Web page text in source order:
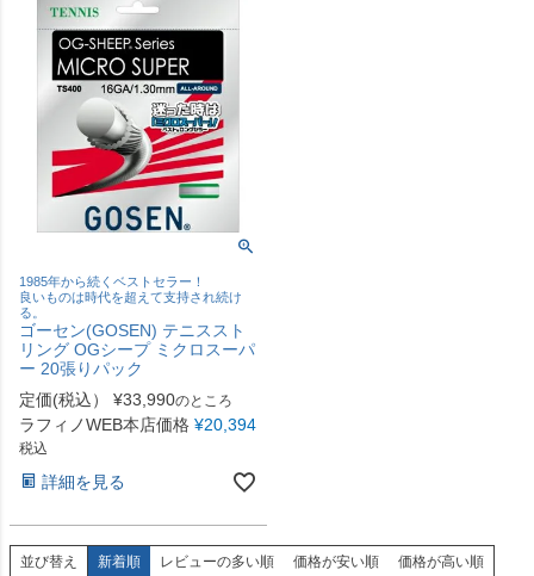
1985年から続くベストセラー！
良いものは時代を超えて支持され続け
る。
ゴーセン(GOSEN) テニススト
リング OGシープ ミクロスーパ
ー 20張りパック
定価(税込）
¥33,990のところ
ラフィノWEB本店価格 ¥20,394
税込
詳細を見る
並び替え 新着順 レビューの多い順 価格が安い順 価格が高い順